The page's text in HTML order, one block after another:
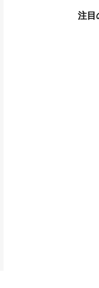
注目